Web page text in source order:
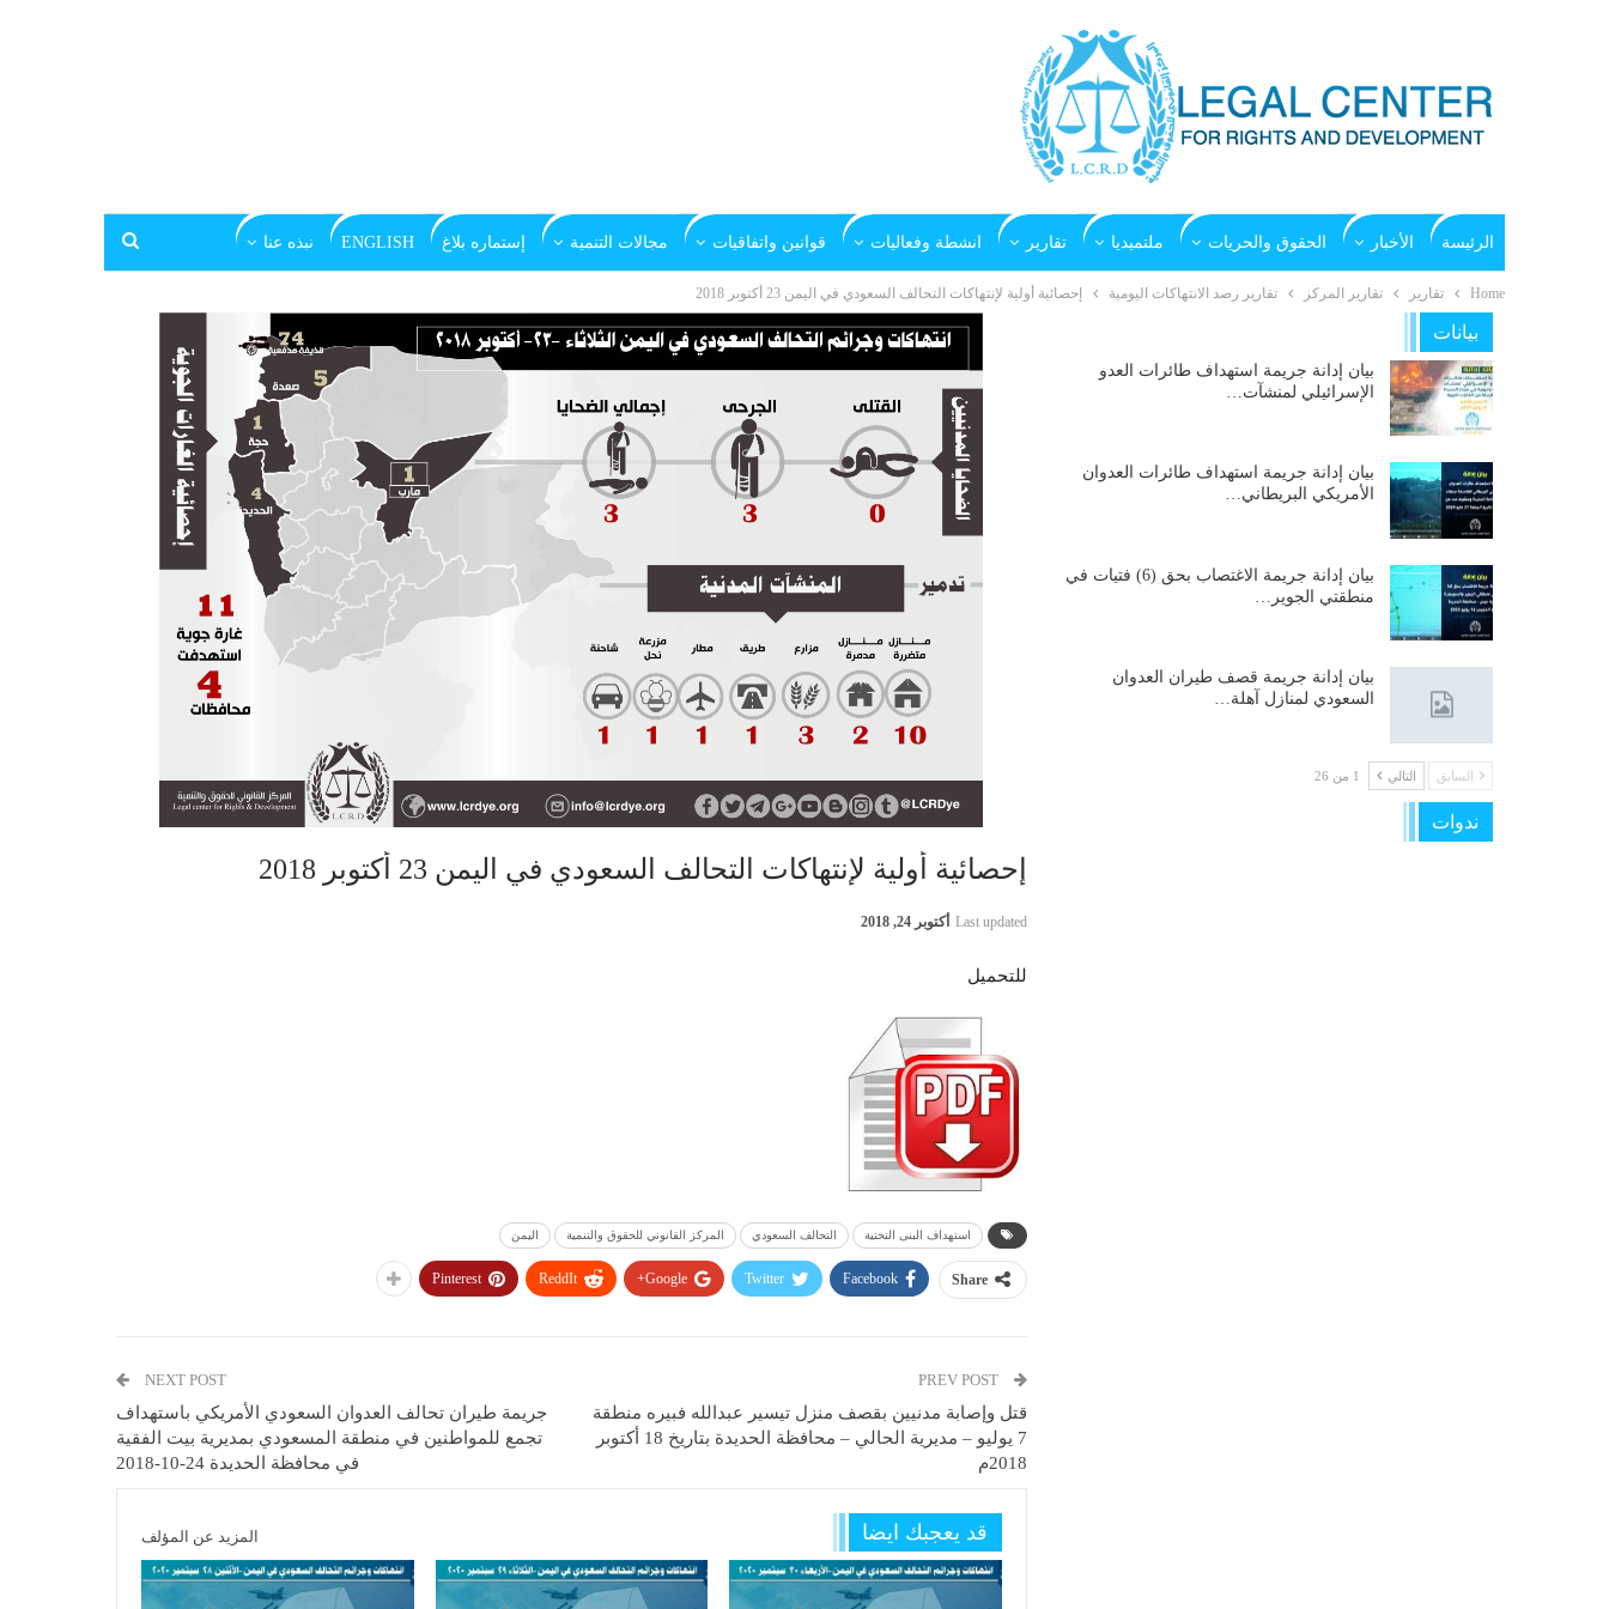
الرئيسة الأخبار الحقوق والحريات ملتميديا تقارير انشطة وفعاليات قوانين واتفاقيات مجالات التنمية إستماره بلاغ ENGLISH نبذه عنا
Home تقارير تقارير المركز تقارير رصد الانتهاكات اليومية إحصائية أولية لإنتهاكات التحالف السعودي في اليمن 23 أكتوبر 2018
إحصائية أولية لإنتهاكات التحالف السعودي في اليمن 23 أكتوبر 2018
Last updated أكتوبر 24, 2018
للتحميل
استهداف البنى التحتية التحالف السعودي المركز القانوني للحقوق والتنمية اليمن
Share
Facebook
Twitter
Google+
ReddIt
Pinterest
PREV POST
قتل وإصابة مدنيين بقصف منزل تيسير عبدالله فبيره منطقة
7 يوليو – مديرية الحالي – محافظة الحديدة بتاريخ 18 أكتوبر
2018م
NEXT POST
جريمة طيران تحالف العدوان السعودي الأمريكي باستهداف
تجمع للمواطنين في منطقة المسعودي بمديرية بيت الفقية
في محافظة الحديدة 24-10-2018
قد يعجبك ايضا المزيد عن المؤلف
بيانات
بيان إدانة جريمة استهداف طائرات العدو
الإسرائيلي لمنشآت…
بيان إدانة جريمة استهداف طائرات العدوان
الأمريكي البريطاني…
بيان إدانة جريمة الاغتصاب بحق (6) فتيات في
منطقتي الجوير…
بيان إدانة جريمة قصف طيران العدوان
السعودي لمنازل آهلة…
السابق التالي 1 من 26
ندوات